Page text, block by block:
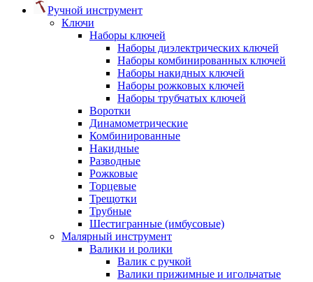
Ручной инструмент
Ключи
Наборы ключей
Наборы диэлектрических ключей
Наборы комбинированных ключей
Наборы накидных ключей
Наборы рожковых ключей
Наборы трубчатых ключей
Воротки
Динамометрические
Комбинированные
Накидные
Разводные
Рожковые
Торцевые
Трещотки
Трубные
Шестигранные (имбусовые)
Малярный инструмент
Валики и ролики
Валик с ручкой
Валики прижимные и игольчатые